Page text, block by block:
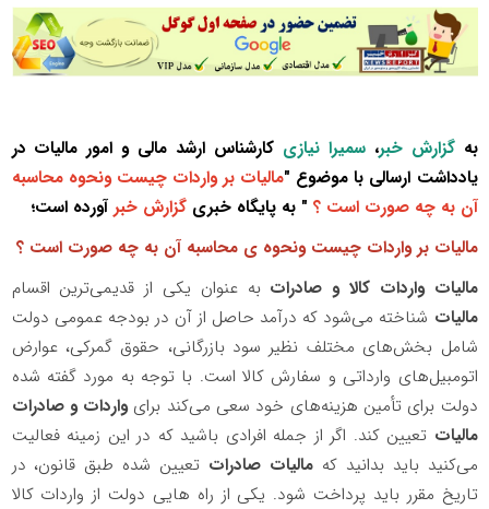
بهگزارش خبر،سمیرا نیازی کارشناس ارشد مالی و امور مالیات در
یادداشت ارسالی با موضوع "مالیات بر واردات چیست ونحوه محاسبه
آن به چه صورت است ؟ " به پایگاه خبریگزارش خبر آورده است؛
مالیات بر واردات چیست ونحوه ی محاسبه آن به چه صورت است ؟
مالیات واردات کالا و صادرات به عنوان یکی از قدیمی‌ترین اقسام
مالیات شناخته می‌شود که درآمد حاصل از آن در بودجه عمومی دولت
شامل بخش‌های مختلف نظیر سود بازرگانی، حقوق گمرکی، عوارض
اتومبیل‌های وارداتی و سفارش کالا است. با توجه به مورد گفته شده
دولت برای تأمین هزینه‌های خود سعی می‌کند برایواردات و صادرات
مالیات تعیین کند. اگر از جمله افرادی باشید که در این زمینه فعالیت
می‌کنید باید بدانید کهمالیات صادرات تعیین شده طبق قانون، در
تاریخ مقرر باید پرداخت شود. یکی از راه هایی دولت از واردات کالا